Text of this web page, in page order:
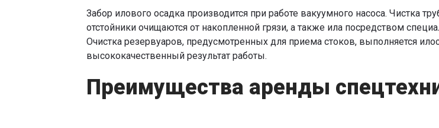
Забор илового осадка производится при работе вакуумного насоса. Чистка
отстойники очищаются от накопленной грязи, а также ила посредством
Очистка резервуаров, предусмотренных для приема стоков, выполняется
высококачественный результат работы.
Преимущества аренды